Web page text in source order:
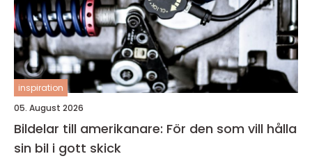
inspiration
05. August 2026
Bildelar till amerikanare: För den som vill hålla
sin bil i gott skick